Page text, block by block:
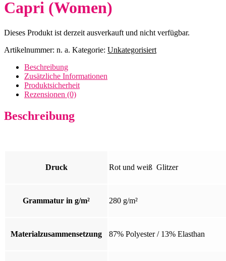
Capri (Women)
Dieses Produkt ist derzeit ausverkauft und nicht verfügbar.
Artikelnummer: n. a. Kategorie: Unkategorisiert
Beschreibung
Zusätzliche Informationen
Produktsicherheit
Rezensionen (0)
Beschreibung
Druck Rot und weiß Glitzer
Grammatur in g/m² 280 g/m²
Materialzusammensetzung 87% Polyester / 13% Elasthan